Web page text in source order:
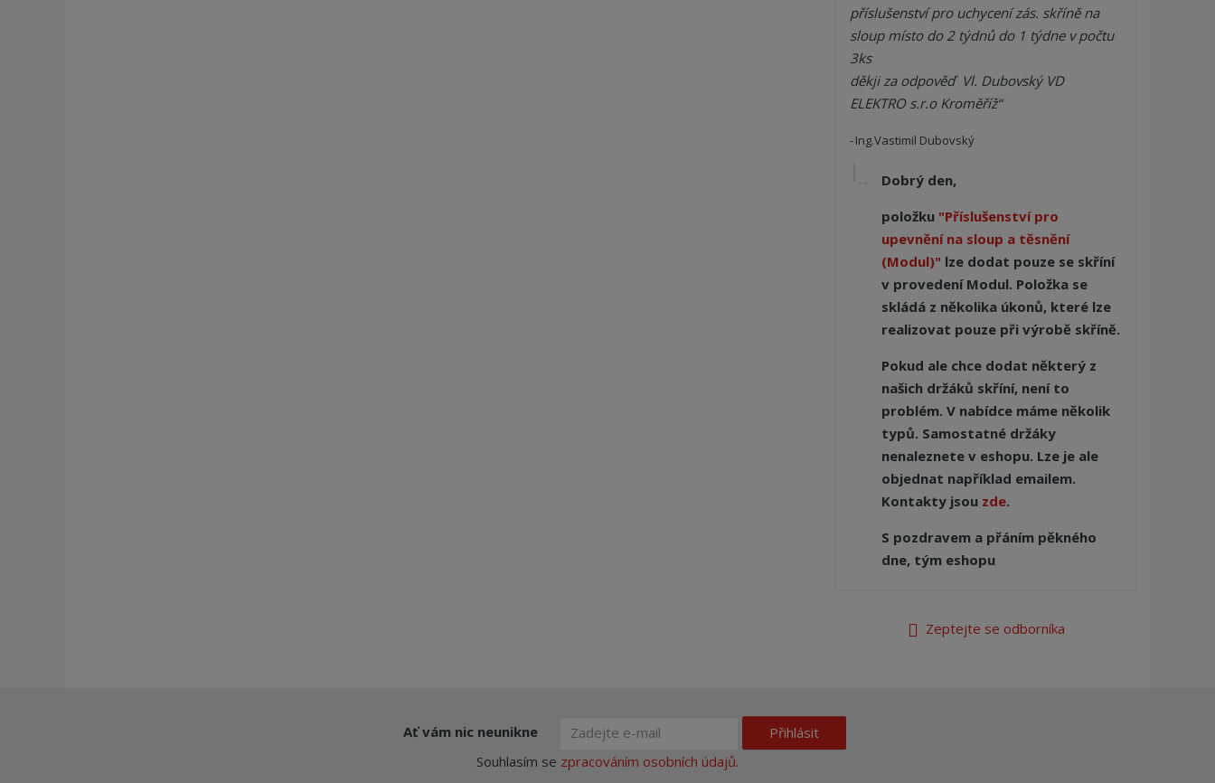
příslušenství pro uchycení zás. skříně na
sloup místo do 2 týdnů do 1 týdne v počtu
3ks
děkji za odpověď  Vl. Dubovský VD
ELEKTRO s.r.o Kroměříž
Ing.Vastimil Dubovský
Dobrý den,
položku "Příslušenství pro
upevnění na sloup a těsnění
(Modul)" lze dodat pouze se skříní
v provedení Modul. Položka se
skládá z několika úkonů, které lze
realizovat pouze při výrobě skříně.
Pokud ale chce dodat některý z
našich držáků skříní, není to
problém. V nabídce máme několik
typů. Samostatné držáky
nenaleznete v eshopu. Lze je ale
objednat například emailem.
Kontakty jsou zde.
S pozdravem a přáním pěkného
dne, tým eshopu
Zeptejte se odborníka
Ať vám nic neunikne
Přihlásit
Souhlasím se zpracováním osobních údajů.